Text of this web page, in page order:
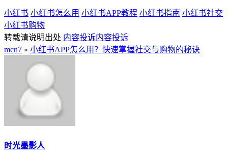
小红书 小红书怎么用 小红书APP教程 小红书指南 小红书社交
小红书购物
转载请说明出处 内容投诉内容投诉
mcn7 » 小红书APP怎么用？快速掌握社交与购物的秘诀
时光墨影人